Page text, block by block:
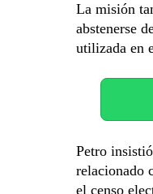
La misión
abstenerse
utilizada en
Petro
relacionado
el censo